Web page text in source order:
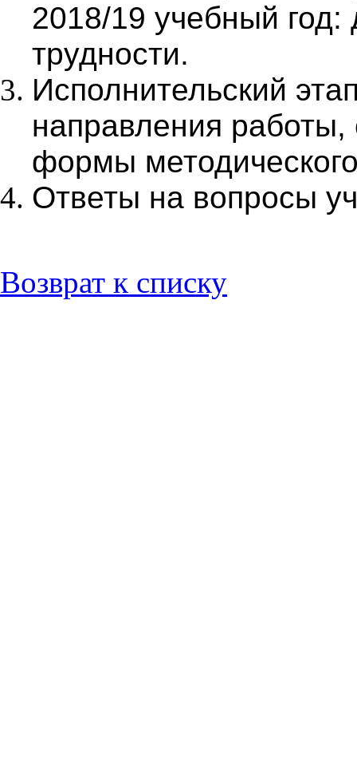
2018/19 учебный год:
трудности.
Исполнительский
направления
формы
Ответы на вопросы
Возврат к списку